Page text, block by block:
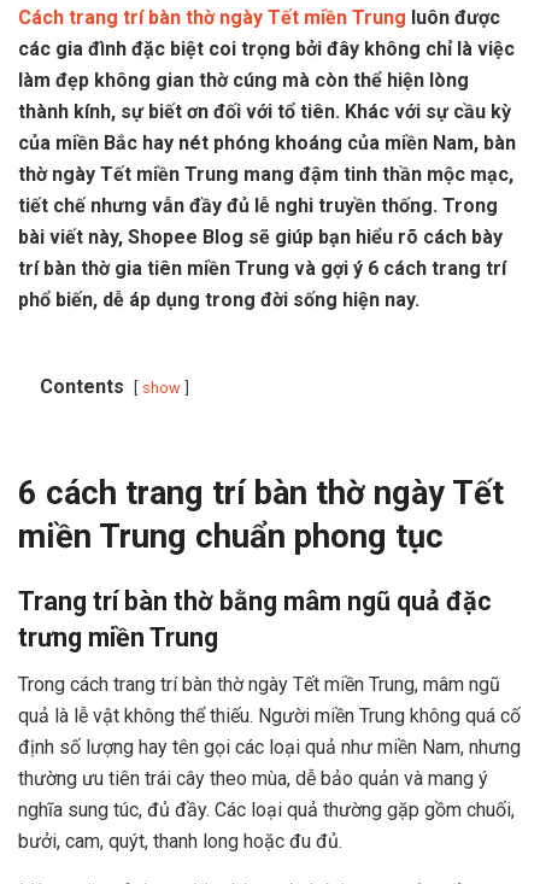
Cách trang trí bàn thờ ngày Tết miền Trung luôn được
các gia đình đặc biệt coi trọng bởi đây không chỉ là việc
làm đẹp không gian thờ cúng mà còn thể hiện lòng
thành kính, sự biết ơn đối với tổ tiên. Khác với sự cầu kỳ
của miền Bắc hay nét phóng khoáng của miền Nam, bàn
thờ ngày Tết miền Trung mang đậm tinh thần mộc mạc,
tiết chế nhưng vẫn đầy đủ lễ nghi truyền thống. Trong
bài viết này, Shopee Blog sẽ giúp bạn hiểu rõ cách bày
trí bàn thờ gia tiên miền Trung và gợi ý 6 cách trang trí
phổ biến, dễ áp dụng trong đời sống hiện nay.
Contents show
6 cách trang trí bàn thờ ngày Tết
miền Trung chuẩn phong tục
Trang trí bàn thờ bằng mâm ngũ quả đặc
trưng miền Trung
Trong cách trang trí bàn thờ ngày Tết miền Trung, mâm ngũ
quả là lễ vật không thể thiếu. Người miền Trung không quá cố
định số lượng hay tên gọi các loại quả như miền Nam, nhưng
thường ưu tiên trái cây theo mùa, dễ bảo quản và mang ý
nghĩa sung túc, đủ đầy. Các loại quả thường gặp gồm chuối,
bưởi, cam, quýt, thanh long hoặc đu đủ.